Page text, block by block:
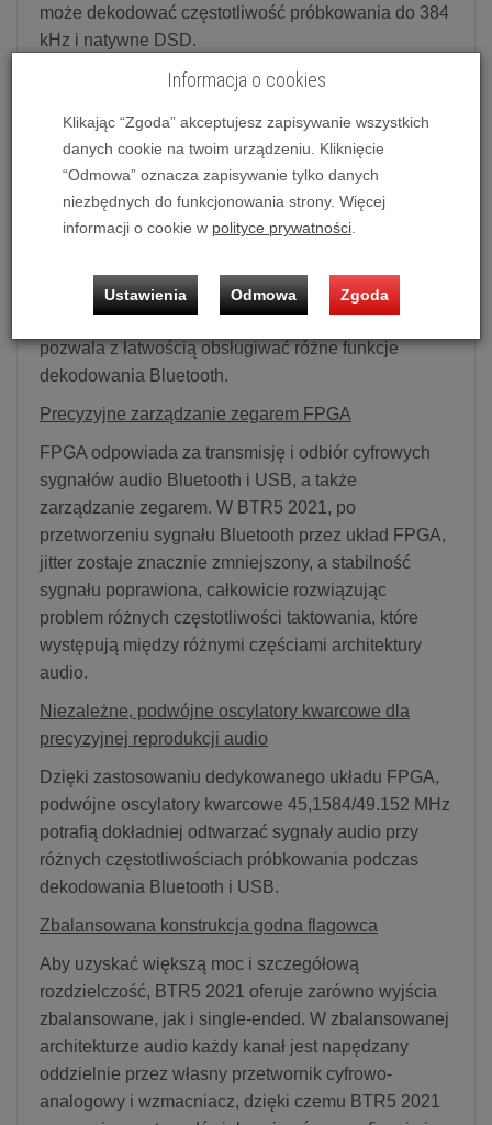
może dekodować częstotliwość próbkowania do 384
kHz i natywne DSD.
*Funkcjonalność USB DAC obsługuje 2 tryby, USB
wydajności (ten ostatni wymaga sterownika ze strony
Wydajność na poziomie audiofilskim
Qualcomm CSR8675 to energooszczędny układ
takimi jak obsługa 24-bitowego przetwarzania
dźwięku i posiadanie procesora DSP 120 MHz, co
pozwala z łatwością obsługiwać różne funkcje
dekodowania Bluetooth.
Precyzyjne zarządzanie zegarem FPGA
FPGA odpowiada za transmisję i odbiór cyfrowych
sygnałów audio Bluetooth i USB, a także
zarządzanie zegarem. W BTR5 2021, po
przetworzeniu sygnału Bluetooth przez układ FPGA,
jitter zostaje znacznie zmniejszony, a stabilność
sygnału poprawiona, całkowicie rozwiązując
problem różnych częstotliwości taktowania, które
występują między różnymi częściami architektury
audio.
Niezależne, podwójne oscylatory kwarcowe dla
precyzyjnej reprodukcji audio
Dzięki zastosowaniu dedykowanego układu FPGA,
podwójne oscylatory kwarcowe 45,1584/49.152 MHz
potrafią dokładniej odtwarzać sygnały audio przy
różnych częstotliwościach próbkowania podczas
dekodowania Bluetooth i USB.
Zbalansowana konstrukcja godna flagowca
Aby uzyskać większą moc i szczegółową
rozdzielczość, BTR5 2021 oferuje zarówno wyjścia
zbalansowane, jak i single-ended. W zbalansowanej
architekturze audio każdy kanał jest napędzany
oddzielnie przez własny przetwornik cyfrowo-
analogowy i wzmacniacz, dzięki czemu BTR5 2021
Informacja o cookies
Klikając “Zgoda” akceptujesz zapisywanie wszystkich
danych cookie na twoim urządzeniu. Kliknięcie
“Odmowa” oznacza zapisywanie tylko danych
niezbędnych do funkcjonowania strony. Więcej
informacji o cookie w polityce prywatności
Ustawienia Odmowa Zgoda